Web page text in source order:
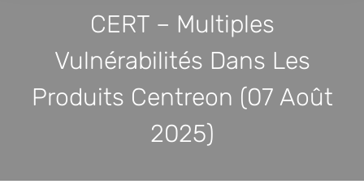
CERT – Multiples
Vulnérabilités Dans Les
Produits Centreon (07 Août
2025)